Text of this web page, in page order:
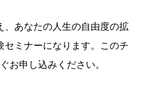
、あなたの人生の自由度の拡
セミナーになります。このチ
お申し込みください。